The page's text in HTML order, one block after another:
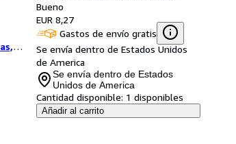
Bueno
EUR 8,27
Gastos de envío gratis
Se envía dentro de Estados Unidos
de America
Se envía dentro de Estados
Unidos de America
Cantidad disponible: 1 disponibles
Añadir al carrito